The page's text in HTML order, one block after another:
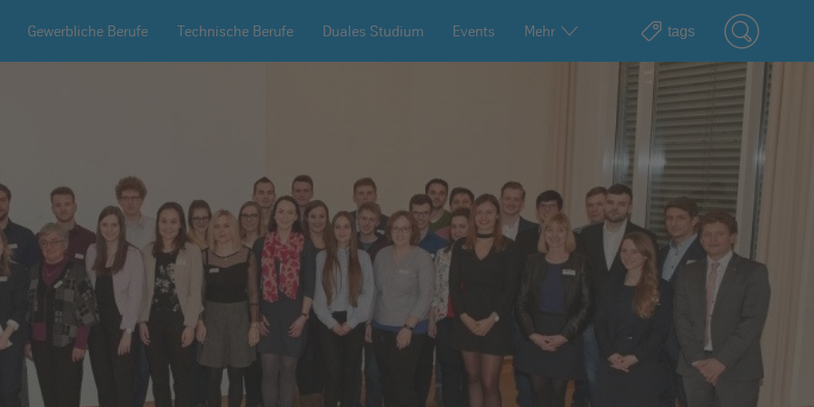
Gewerbliche Berufe Technische Berufe Duales Studium Events Mehr